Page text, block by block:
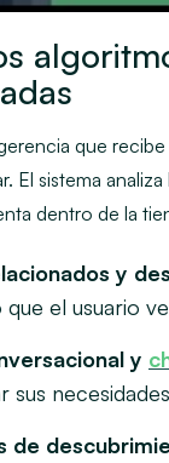
que
El sistema analiza
dentro de la
y
que el usuario
y
sus
de